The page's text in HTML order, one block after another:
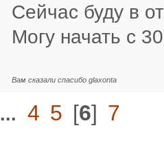
Сейчас буду в
Могу начать с
Вам сказали спасибо glaxonta
... 4 5 [6] 7